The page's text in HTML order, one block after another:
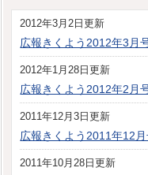
2012年3月2日更新
広報きくよう2012年3月
2012年1月28日更新
広報きくよう2012年2月
2011年12月3日更新
広報きくよう2011年12
2011年10月28日更新